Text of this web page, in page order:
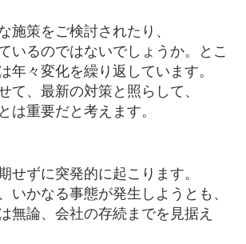
施策をご検討されたり、
いるのではないでしょうか。とこ
年々変化を繰り返しています。
て、最新の対策と照らして、
は重要だと考えます。
せずに突発的に起こります。
いかなる事態が発生しようとも、
無論、会社の存続までを見据え